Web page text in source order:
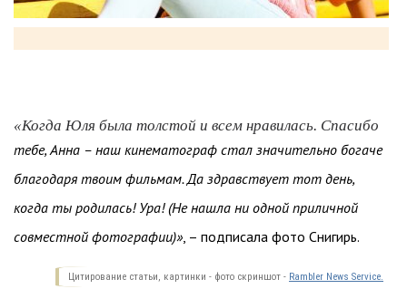
«Когда Юля была толстой и всем нравилась. Спасибо
тебе, Анна – наш кинематограф стал значительно богаче
благодаря твоим фильмам. Да здравствует тот день,
когда ты родилась! Ура! (Не нашла ни одной приличной
совместной фотографии)», – подписала фото Снигирь.
Цитирование статьи, картинки - фото скриншот - Rambler News Service.